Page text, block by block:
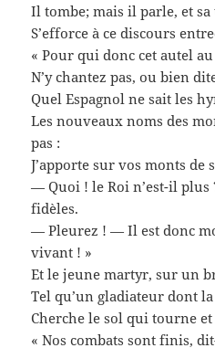
Il tombe; mais il parle, et
S’efforce à ce discours
« Pour qui donc cet autel
N’y chantez pas, ou bien
Quel Espagnol ne sait les
Les nouveaux noms des
pas :
J’apporte sur vos monts de
— Quoi ! le Roi n’est-il plus
fidèles.
— Pleurez ! — Il est donc
vivant ! »
Et le jeune martyr, sur un
Tel qu’un gladiateur dont
Cherche le sol qui tourne
« Nos combats sont finis,